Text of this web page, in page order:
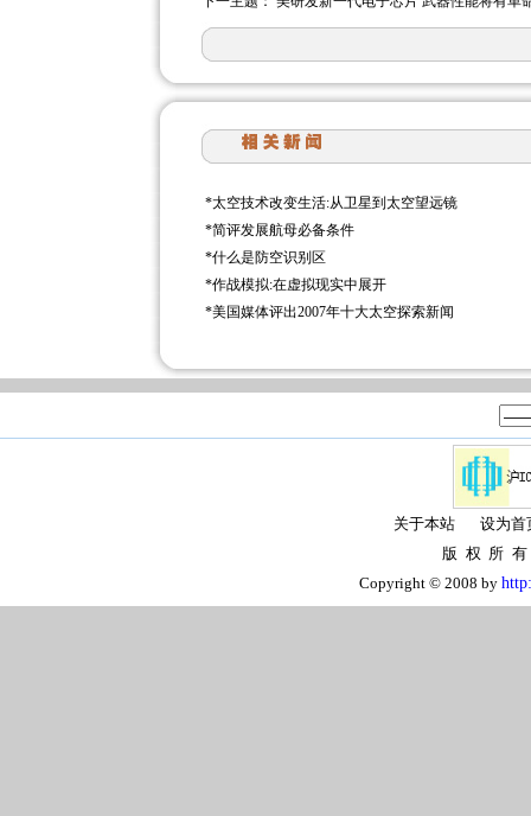
*太空技术改变生活:从卫星到太空望远镜
*简评发展航母必备条件
*什么是防空识别区
*作战模拟:在虚拟现实中展开
*美国媒体评出2007年十大太空探索新闻